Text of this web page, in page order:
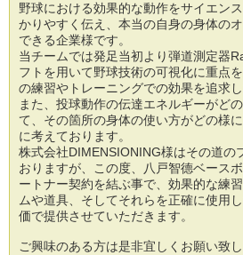
野球における効果的な動作をサイエン
かりやすく伝え、本当の自身の身体の
できる企業様です。
当チームでは発足当初より弾道測定器
フトを用いて野球技術の可視化に重点
の練習やトレーニングでの効果を追求し
また、投球動作の伝達エネルギーがど
て、その箇所の身体の使い方がどの様
に考えております。
株式会社DIMENSIONING様はその道の
おりますが、この度、八戸智德ベース
ートナー契約を結ぶ事で、効果的な練
ムや道具、そしてそれらを正確に使用
価で提供させていただきます。
ご興味のある方は是非宜しくお願い致し